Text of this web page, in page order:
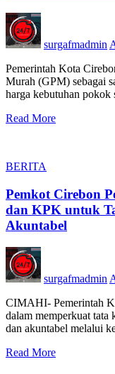
surgafmadmin
Pemerintah Kota
Murah (GPM) sebagai
harga kebutuhan
Read More
BERITA
Pemkot Cirebon
dan KPK untuk
Akuntabel
surgafmadmin
CIMAHI- Pemerintah
dalam memperkuat tata
dan akuntabel melalui
Read More